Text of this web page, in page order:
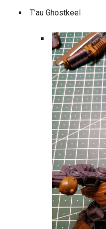
T’au Ghostkeel